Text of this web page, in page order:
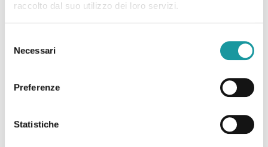
raccolto dal suo utilizzo dei loro servizi.
delNecessari
Preferenze
Statistiche